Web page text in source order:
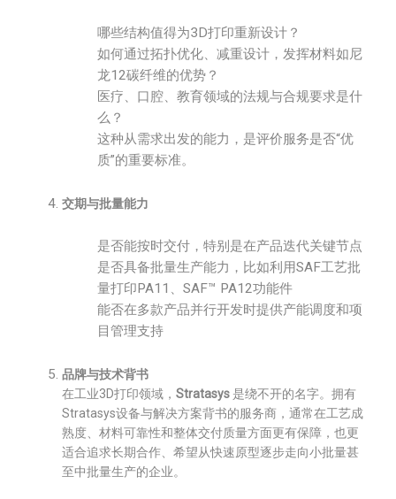
哪些结构值得为3D打印重新设计？
如何通过拓扑优化、减重设计，发挥材料如尼
龙12碳纤维的优势？
医疗、口腔、教育领域的法规与合规要求是什
么？
这种从需求出发的能力，是评价服务是否“优
质”的重要标准。
交期与批量能力
是否能按时交付，特别是在产品迭代关键节点
是否具备批量生产能力，比如利用SAF工艺批
量打印PA11、SAF™ PA12功能件
能否在多款产品并行开发时提供产能调度和项
目管理支持
品牌与技术背书
在工业3D打印领域， Stratasys 是绕不开的名字。拥有
Stratasys设备与解决方案背书的服务商，通常在工艺成
熟度、材料可靠性和整体交付质量方面更有保障，也更
适合追求长期合作、希望从快速原型逐步走向小批量甚
至中批量生产的企业。